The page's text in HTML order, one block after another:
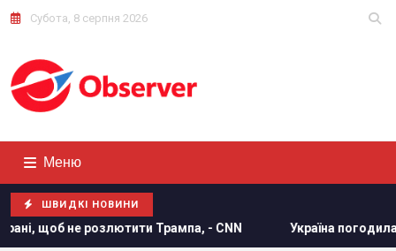
Субота, 8 серпня 2026
Меню
ШВИДКІ НОВИНИ
Трампа, - CNN Україна погодилася не атакувати